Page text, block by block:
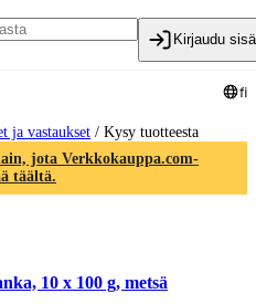
Kirjaudu
fi
ja vastaukset / Kysy tuotteesta
jota Verkkokauppa.com-
täältä.
10 x 100 g, metsä